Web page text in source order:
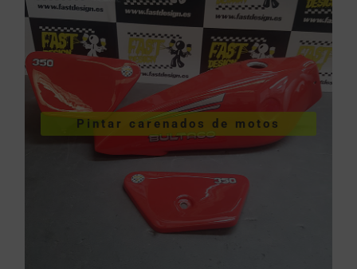
Pintar carenados de motos
Pintar carenados de
motos
VER PINTURA DE CARENADOS